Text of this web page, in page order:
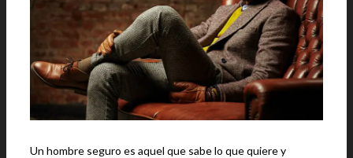
Un hombre seguro es aquel que sabe lo que quiere y